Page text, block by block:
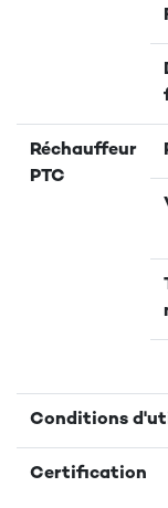
Réchauffeur
PTC
Conditions
Certification